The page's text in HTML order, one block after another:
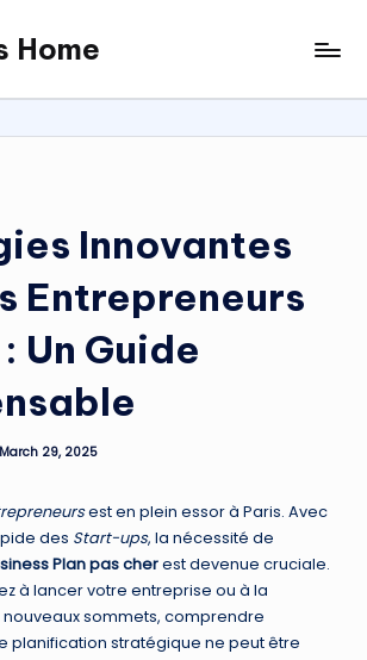
Home
Innovantes
Entrepreneurs
Un Guide
March 29, 2025
est en plein essor à Paris. Avec
des Start-ups, la nécessité de
Plan pas cherest devenue cruciale.
à lancer votre entreprise ou à la
sommets, comprendre
planification stratégique ne peut être